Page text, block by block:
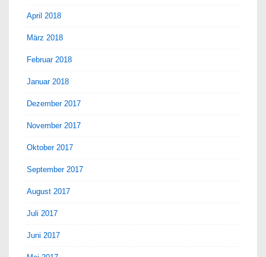
April 2018
März 2018
Februar 2018
Januar 2018
Dezember 2017
November 2017
Oktober 2017
September 2017
August 2017
Juli 2017
Juni 2017